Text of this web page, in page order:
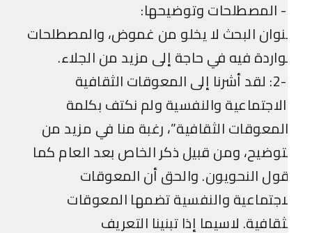
البحث لا يخلو من غموض، والمصطلحات
فيه في حاجة إلى مزيد من الجلاء.
2-1: لقد أشرنا إلى المعوقات الثقافية
والنفسية ولم نكتف بكلمة
الثقافية”، رغبة منا في مزيد من
ومن قبيل ذكر الخاص بعد العام كما
النحويون. والحق أن المعوقات
والنفسية تضمها المعوقات
لاسيما إذا تبنينا التعريف